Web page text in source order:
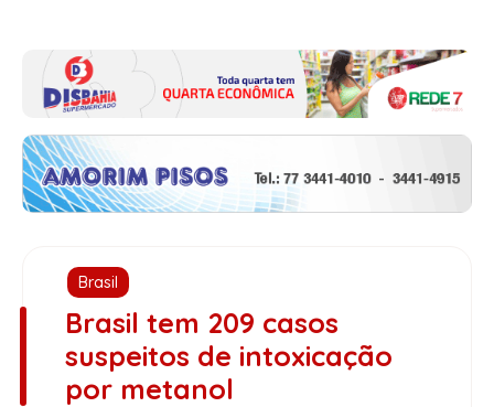
Brasil
Brasil tem 209 casos
suspeitos de intoxicação
por metanol